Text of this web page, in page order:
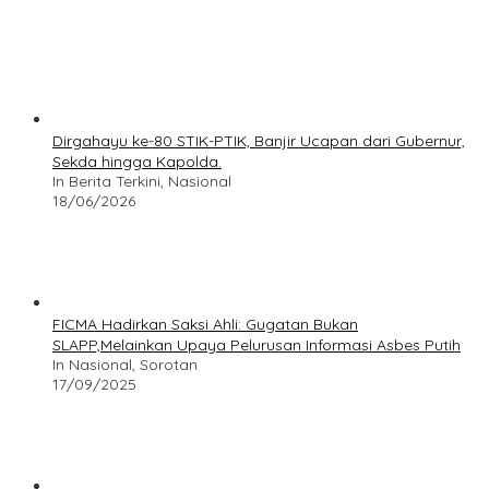
Dirgahayu ke-80 STIK-PTIK, Banjir Ucapan dari Gubernur,
Sekda hingga Kapolda.
In Berita Terkini, Nasional
18/06/2026
FICMA Hadirkan Saksi Ahli: Gugatan Bukan
SLAPP,Melainkan Upaya Pelurusan Informasi Asbes Putih
In Nasional, Sorotan
17/09/2025